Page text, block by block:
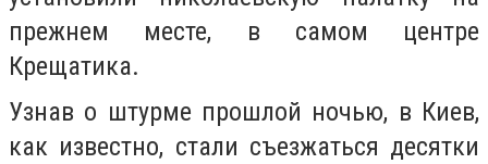
прежнем месте, в самом центре
Крещатика.
Узнав о штурме прошлой ночью, в Киев,
как известно, стали съезжаться десятки